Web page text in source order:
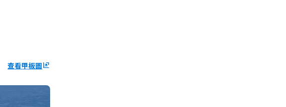
查看甲板圖ungroup